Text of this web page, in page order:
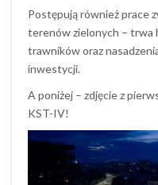
Postępują również prace
terenów zielonych – trwa
trawników oraz
inwestycji.
A poniżej – zdjęcie z
KST-IV!